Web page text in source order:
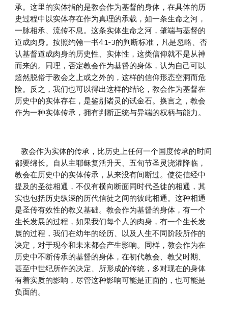
承。这里的实体指的是教会作为基督的身体，在具体的历
史过程中以实体存在作为真理的承载，如一条生命之河，
一脉相承、流传不息。这条实体生命之河，肇端与基督的
道成肉身。按照约翰一书4:1-3的判断标准，凡是忽略、否
认基督道成肉身的历史性、实体性，这类信仰就不是从神
而来的。同理，否定教会作为基督的身体，认为自己可以
超然脱俗于教会之上或之外的，这样的信仰形态空洞而危
险。反之，我们也可以得出这样的结论，教会作为基督在
历史中的实体存在，是鉴别诸灵的试金石。换言之，教会
作为一种实体传承，拥有判断正统与异端的权柄与能力。
    教会作为实体的传承，比历史上任何一个国度传承的时间
都要绵长。自从主耶稣复活升天、五旬节圣灵浇灌降临，
教会在历史中的实体传承，从来没有间断过。使徒信经中
提及的圣徒相通，不仅有横向断面同时代圣徒的相通，其
实也包括历史纵深的历代信徒之间的彼此相通。这种相通
是圣传有效性的教义基础。教会作为基督的身体，有一个
生长发展的过程，如果我们每个人的肉身，有一个生长发
展的过程，我们在幼年的经历、以及人生不同阶段所作的
决定，对于现今和未来都会产生影响。同样，教会作为在
历史中不断传承的基督的身体，在初代教会、教父时期、
甚至中世纪所作的决定、所形成的传统，多对现在的身体
有着实质的影响，尽管这种影响可能是正面的，也可能是
负面的。